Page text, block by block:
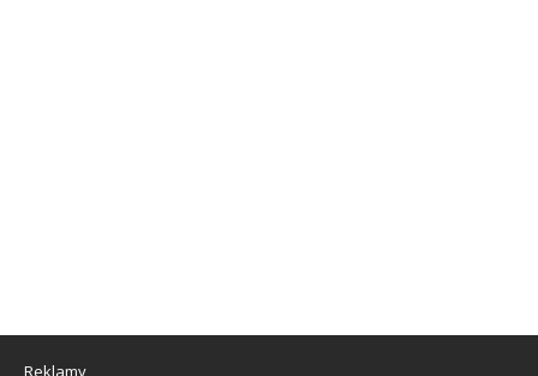
Reklamy